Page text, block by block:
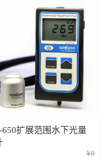
650扩展范围水下光量
¥0